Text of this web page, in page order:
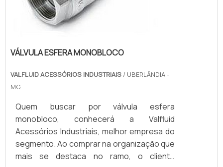
VÁLVULA ESFERA MONOBLOCO
VALFLUID ACESSÓRIOS INDUSTRIAIS / UBERLÂNDIA -
MG
Quem buscar por válvula esfera
monobloco, conhecerá a Valfluid
Acessórios Industriais, melhor empresa do
segmento. Ao comprar na organização que
mais se destaca no ramo, o cliente